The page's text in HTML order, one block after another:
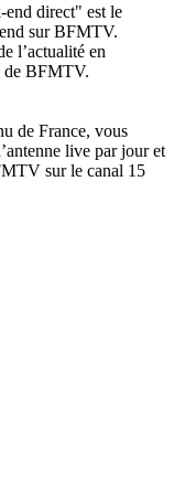
end direct" est le
sur BFMTV.
l’actualité en
de BFMTV.
de France, vous
live par jour et
sur le canal 15